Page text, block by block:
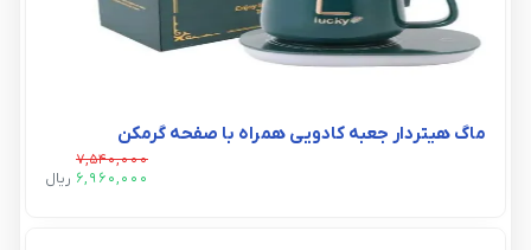
ماگ هیتردار جعبه کادویی همراه با صفحه گرمکن
7,540,000
6,960,000 ريال